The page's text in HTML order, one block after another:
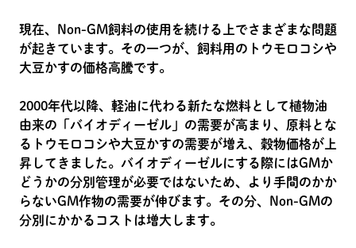
現在、Non-GM飼料の使用を続ける上でさまざまな問題
が起きています。その一つが、飼料用のトウモロコシや
大豆かすの価格高騰です。
2000年代以降、軽油に代わる新たな燃料として植物油
由来の「バイオディーゼル」の需要が高まり、原料とな
るトウモロコシや大豆かすの需要が増え、穀物価格が上
昇してきました。バイオディーゼルにする際にはGMか
どうかの分別管理が必要ではないため、より手間のかか
らないGM作物の需要が伸びます。その分、Non-GMの
分別にかかるコストは増大します。